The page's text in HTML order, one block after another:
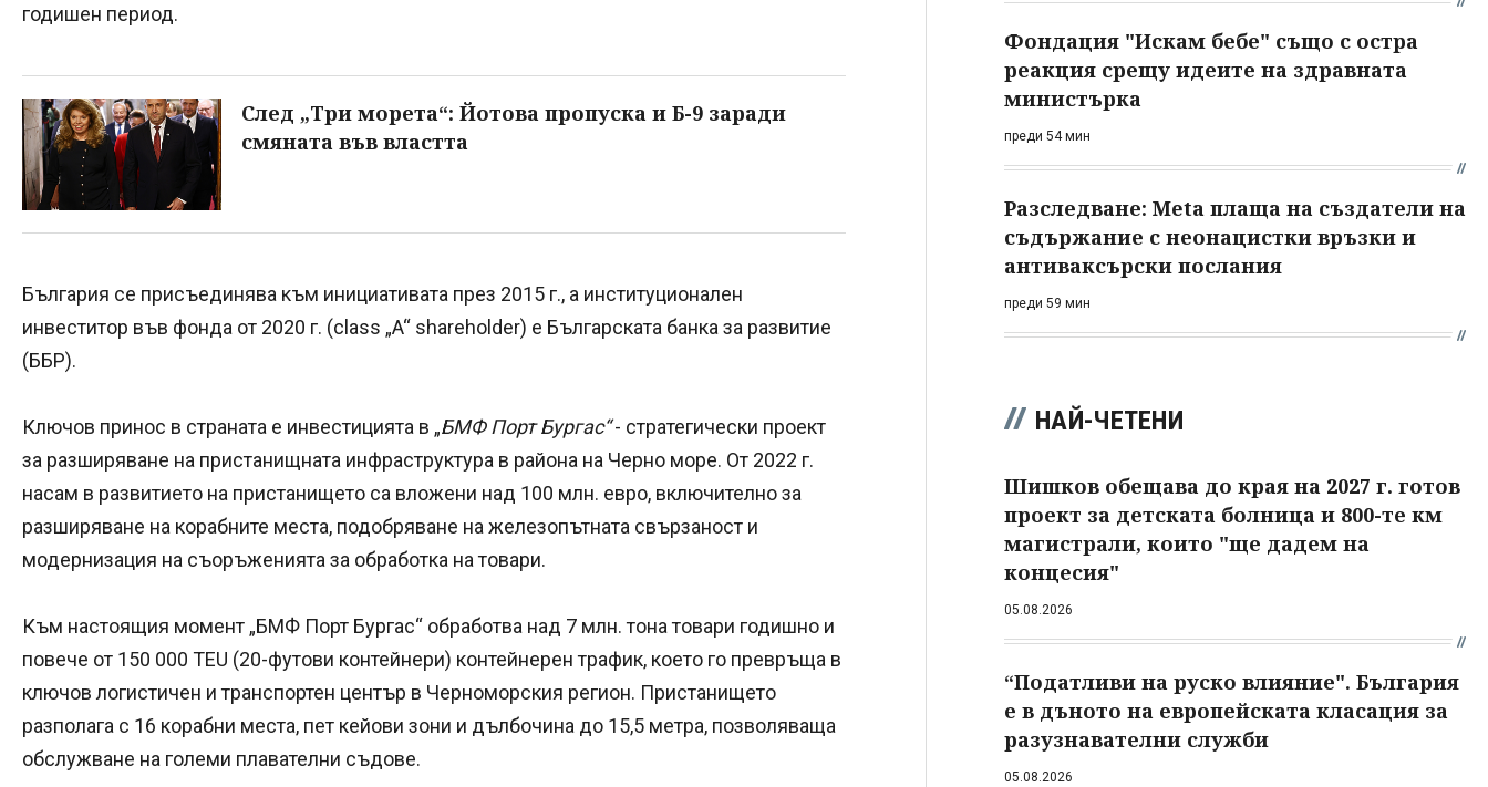
годишен период.
След „Три морета“: Йотова пропуска и Б-9 заради
смяната във властта
България се присъединява към инициативата през 2015 г., а институционален
инвеститор във фонда от 2020 г. (class „A“ shareholder) е Българската банка за развитие
(ББР).
Ключов принос в страната е инвестицията в „БМФ Порт Бургас“- стратегически проект
за разширяване на пристанищната инфраструктура в района на Черно море. От 2022 г.
насам в развитието на пристанището са вложени над 100 млн. евро, включително за
разширяване на корабните места, подобряване на железопътната свързаност и
модернизация на съоръженията за обработка на товари.
Към настоящия момент „БМФ Порт Бургас“ обработва над 7 млн. тона товари годишно и
повече от 150 000 TEU (20-футови контейнери) контейнерен трафик, което го превръща в
ключов логистичен и транспортен център в Черноморския регион. Пристанището
разполага с 16 корабни места, пет кейови зони и дълбочина до 15,5 метра, позволяваща
обслужване на големи плавателни съдове.
Фондация "Искам бебе" също с остра
реакция срещу идеите на здравната
министърка
преди 54 мин
Разследване: Meta плаща на създатели на
съдържание с неонацистки връзки и
антиваксърски послания
преди 59 мин
НАЙ-ЧЕТЕНИ
Шишков обещава до края на 2027 г. готов
проект за детската болница и 800-те км
магистрали, които "ще дадем на
концесия"
05.08.2026
“Податливи на руско влияние". България
е в дъното на европейската класация за
разузнавателни служби
05.08.2026